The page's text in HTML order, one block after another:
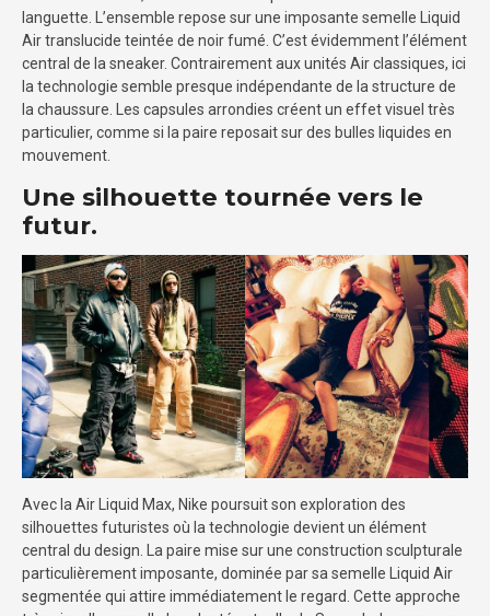
languette. L’ensemble repose sur une imposante semelle Liquid
Air translucide teintée de noir fumé. C’est évidemment l’élément
central de la sneaker. Contrairement aux unités Air classiques, ici
la technologie semble presque indépendante de la structure de
la chaussure. Les capsules arrondies créent un effet visuel très
particulier, comme si la paire reposait sur des bulles liquides en
mouvement.
Une silhouette tournée vers le
futur.
Avec la Air Liquid Max, Nike poursuit son exploration des
silhouettes futuristes où la technologie devient un élément
central du design. La paire mise sur une construction sculpturale
particulièrement imposante, dominée par sa semelle Liquid Air
segmentée qui attire immédiatement le regard. Cette approche